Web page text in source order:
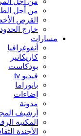
من أجل الطفولة
القرص الأخضر
خارج الحدود
مسارات
أنفوغرافيا
كاريكاتير
بودكاست
فيديو tv
بانوراما
إضاءات
مدونة
أرشيف المجلة
المكتبة الرقمية
الأجندة الثقافية